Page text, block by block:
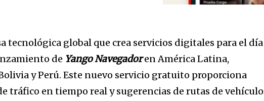
tecnológica global que crea servicios digitales para el día
de YangoNavegadoren América Latina,
y Perú. Este nuevo servicio gratuito proporciona
tráfico en tiempo real y sugerencias de rutas de